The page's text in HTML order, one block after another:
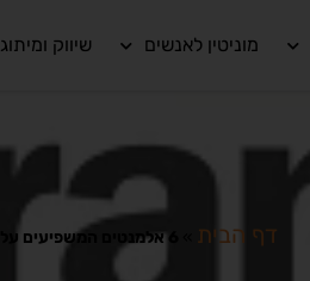
מוניטין לאנשים שיווק ומיתוג
דף הבית